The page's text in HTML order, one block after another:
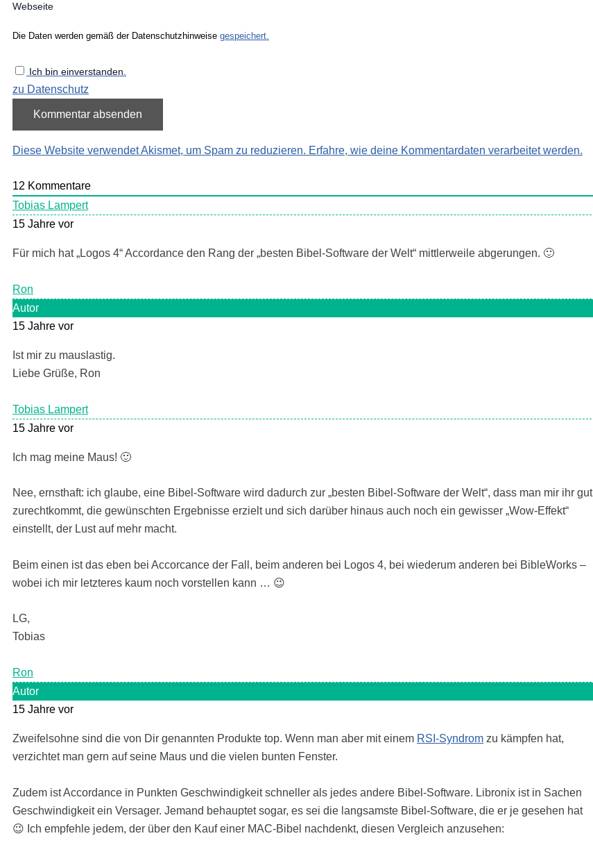
Webseite
Die Daten werden gemäß der Datenschutzhinweise gespeichert.
Ich bin einverstanden.
zu Datenschutz
Diese Website verwendet Akismet, um Spam zu reduzieren. Erfahre, wie deine Kommentardaten verarbeitet werden.
12 Kommentare
Tobias Lampert
15 Jahre vor
Für mich hat „Logos 4“ Accordance den Rang der „besten Bibel-Software der Welt“ mittlerweile abgerungen. 🙂
Ron
Autor
15 Jahre vor
Ist mir zu mauslastig.
Liebe Grüße, Ron
Tobias Lampert
15 Jahre vor
Ich mag meine Maus! 🙂
Nee, ernsthaft: ich glaube, eine Bibel-Software wird dadurch zur „besten Bibel-Software der Welt“, dass man mir ihr gut
zurechtkommt, die gewünschten Ergebnisse erzielt und sich darüber hinaus auch noch ein gewisser „Wow-Effekt“
einstellt, der Lust auf mehr macht.
Beim einen ist das eben bei Accorcance der Fall, beim anderen bei Logos 4, bei wiederum anderen bei BibleWorks –
wobei ich mir letzteres kaum noch vorstellen kann … 😉
LG,
Tobias
Ron
Autor
15 Jahre vor
Zweifelsohne sind die von Dir genannten Produkte top. Wenn man aber mit einem RSI-Syndrom zu kämpfen hat,
verzichtet man gern auf seine Maus und die vielen bunten Fenster.
Zudem ist Accordance in Punkten Geschwindigkeit schneller als jedes andere Bibel-Software. Libronix ist in Sachen
Geschwindigkeit ein Versager. Jemand behauptet sogar, es sei die langsamste Bibel-Software, die er je gesehen hat
😉 Ich empfehle jedem, der über den Kauf einer MAC-Bibel nachdenkt, diesen Vergleich anzusehen: